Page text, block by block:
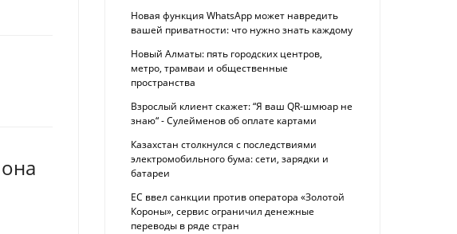
Новая функция WhatsApp может навредить
вашей приватности: что нужно знать каждому
Новый Алматы: пять городских центров,
метро, трамваи и общественные
пространства
Взрослый клиент скажет: “Я ваш QR-шмюар не
знаю“ - Сулейменов об оплате картами
Казахстан столкнулся с последствиями
электромобильного бума: сети, зарядки и
батареи
ЕС ввел санкции против оператора «Золотой
Короны», сервис ограничил денежные
переводы в ряде стран